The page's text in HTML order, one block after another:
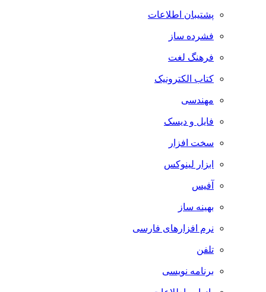
پشتیبان اطلاعات
فشرده ساز
فرهنگ لغت
کتاب الکترونیک
مهندسی
فایل و دیسک
سخت افزار
ابزار لینوکس
آفیس
بهینه ساز
نرم افزارهای فارسی
تلفن
برنامه نویسی